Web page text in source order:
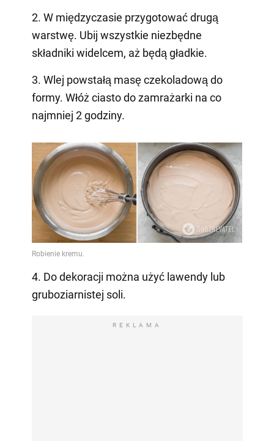
2. W międzyczasie przygotować drugą
warstwę. Ubij wszystkie niezbędne
składniki widelcem, aż będą gładkie.
3. Wlej powstałą masę czekoladową do
formy. Włóż ciasto do zamrażarki na co
najmniej 2 godziny.
4. Do dekoracji można użyć lawendy lub
gruboziarnistej soli.
REKLAMA